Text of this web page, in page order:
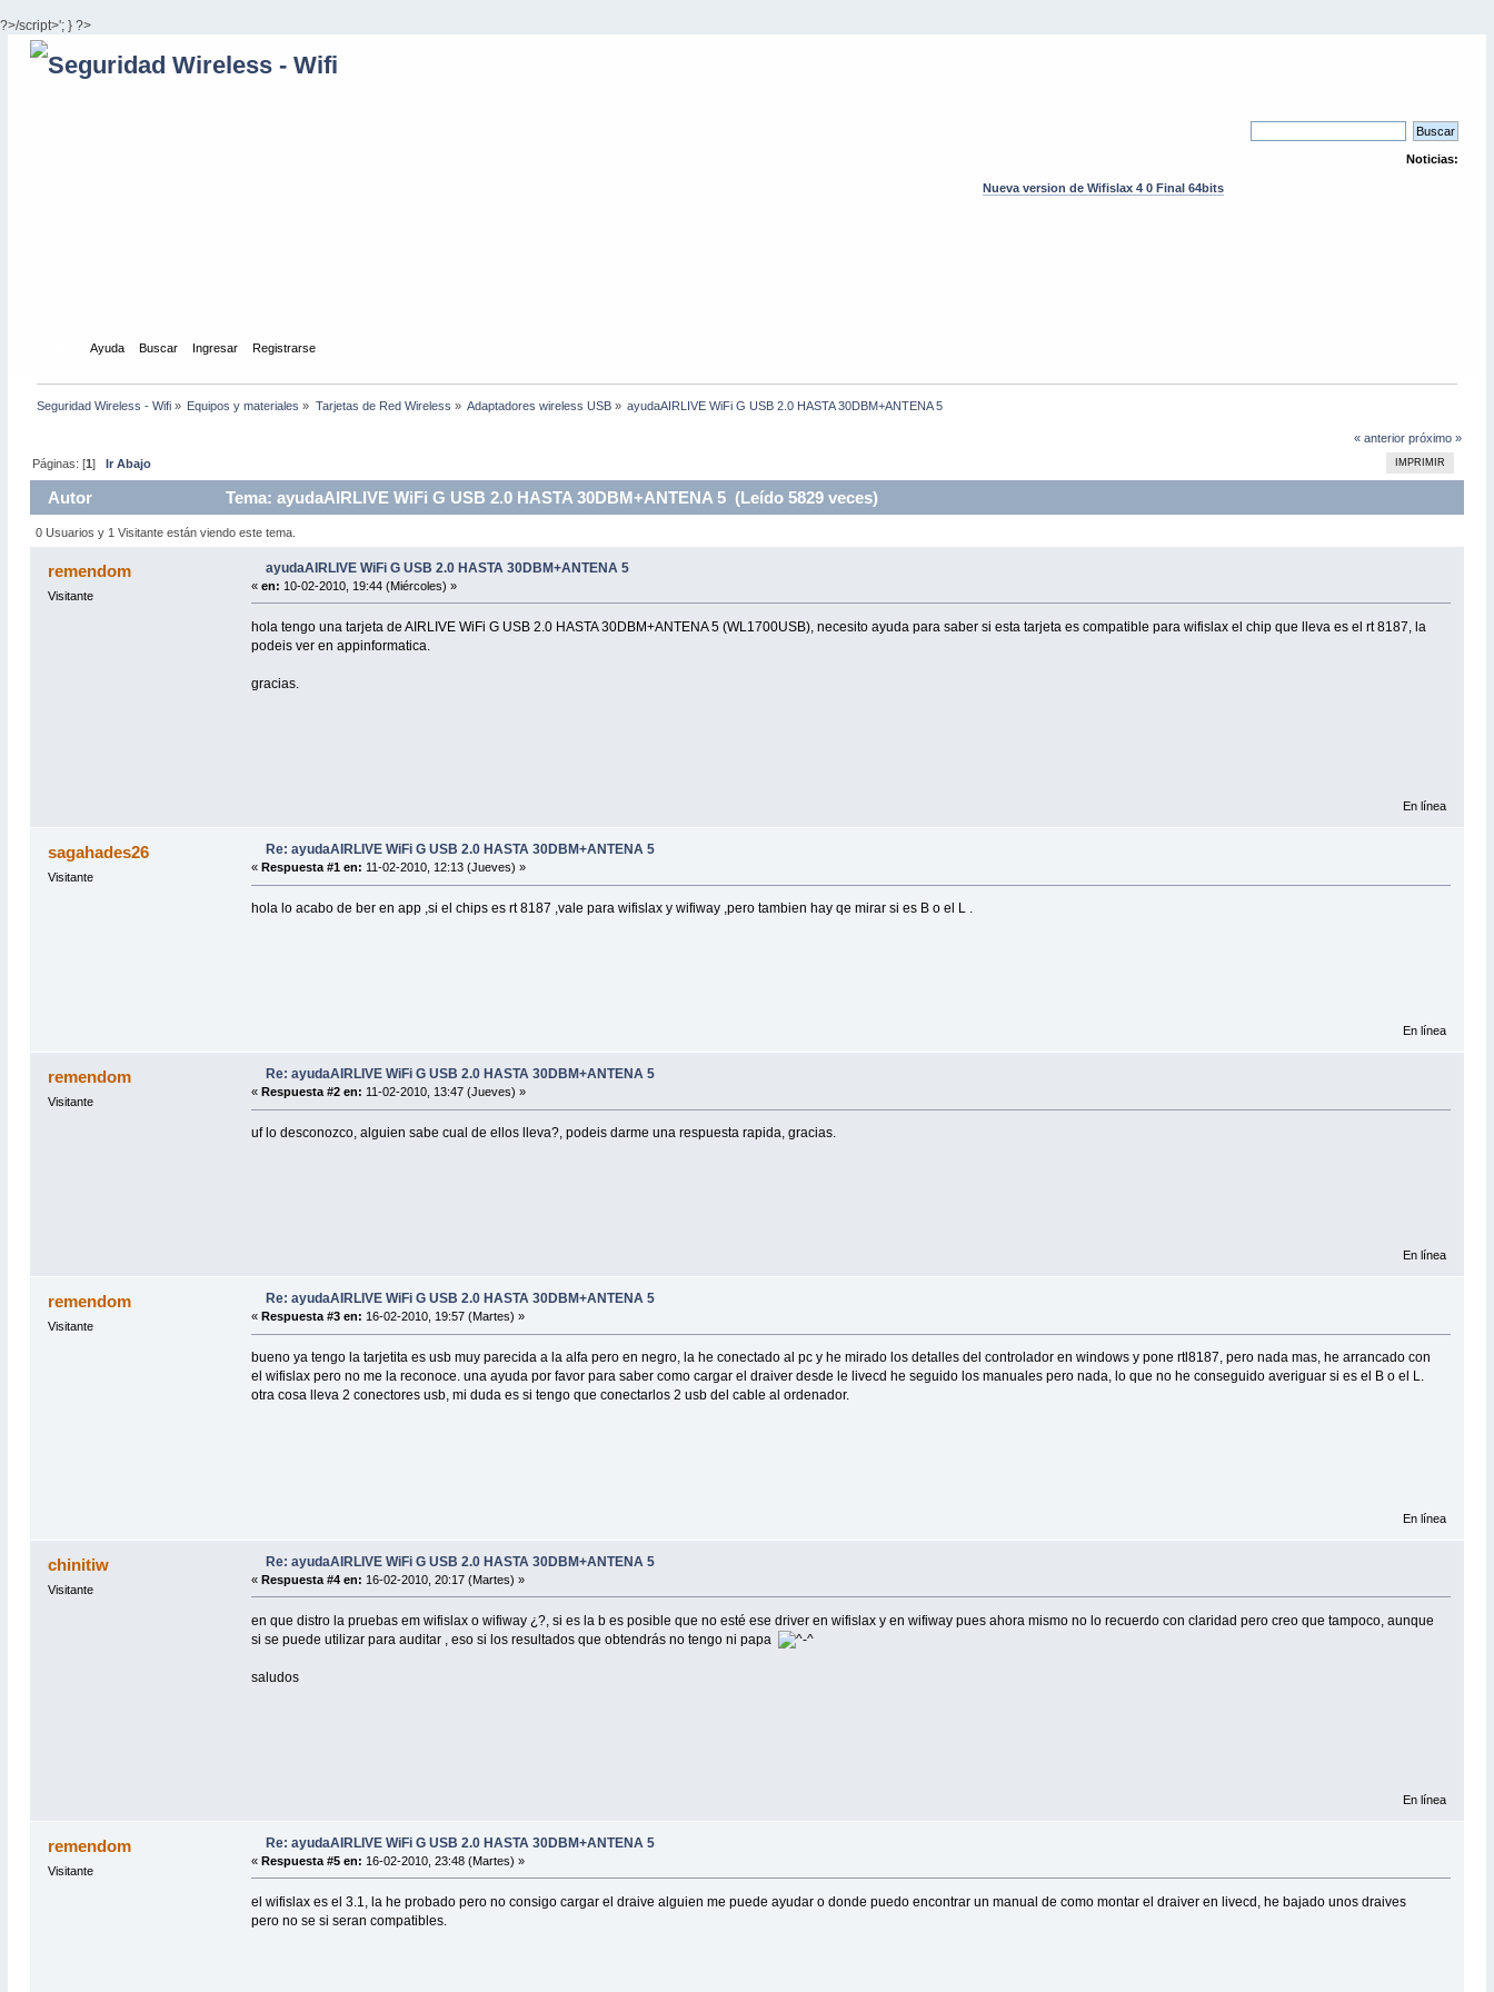
?>/script>'; } ?>
Noticias:
Nueva version de Wifislax 4 0 Final 64bits
Ayuda Buscar Ingresar Registrarse
Seguridad Wireless - Wifi» Equipos y materiales » Tarjetas de Red Wireless » Adaptadores wireless USB» ayudaAIRLIVE WiFi G USB 2.0 HASTA 30DBM+ANTENA 5
« anterior próximo »
IMPRIMIR
Páginas: [1] Ir Abajo
Autor Tema: ayudaAIRLIVE WiFi G USB 2.0 HASTA 30DBM+ANTENA 5 (Leído 5829 veces)
0 Usuarios y 1 Visitante están viendo este tema.
remendom
Visitante
ayudaAIRLIVE WiFi G USB 2.0 HASTA 30DBM+ANTENA 5
«en: 10-02-2010, 19:44 (Miércoles) »
hola tengo una tarjeta de AIRLIVE WiFi G USB 2.0 HASTA 30DBM+ANTENA 5 (WL1700USB), necesito ayuda para saber si esta tarjeta es compatible para wifislax el chip que lleva es el rt 8187, la
podeis ver en appinformatica.
gracias.
En línea
sagahades26
Visitante
Re: ayudaAIRLIVE WiFi G USB 2.0 HASTA 30DBM+ANTENA 5
«Respuesta #1 en: 11-02-2010, 12:13 (Jueves) »
hola lo acabo de ber en app ,si el chips es rt 8187 ,vale para wifislax y wifiway ,pero tambien hay qe mirar si es B o el L .
En línea
remendom
Visitante
Re: ayudaAIRLIVE WiFi G USB 2.0 HASTA 30DBM+ANTENA 5
« Respuesta #2 en: 11-02-2010, 13:47 (Jueves) »
uf lo desconozco, alguien sabe cual de ellos lleva?, podeis darme una respuesta rapida, gracias.
En línea
remendom
Visitante
Re: ayudaAIRLIVE WiFi G USB 2.0 HASTA 30DBM+ANTENA 5
« Respuesta #3 en: 16-02-2010, 19:57 (Martes) »
bueno ya tengo la tarjetita es usb muy parecida a la alfa pero en negro, la he conectado al pc y he mirado los detalles del controlador en windows y pone rtl8187, pero nada mas, he arrancado con
el wifislax pero no me la reconoce. una ayuda por favor para saber como cargar el draiver desde le livecd he seguido los manuales pero nada, lo que no he conseguido averiguar si es el B o el L.
otra cosa lleva 2 conectores usb, mi duda es si tengo que conectarlos 2 usb del cable al ordenador.
En línea
chinitiw
Visitante
Re: ayudaAIRLIVE WiFi G USB 2.0 HASTA 30DBM+ANTENA 5
«Respuesta #4 en: 16-02-2010, 20:17 (Martes) »
en que distro la pruebas em wifislax o wifiway ¿?, si es la b es posible que no esté ese driver en wifislax y en wifiway pues ahora mismo no lo recuerdo con claridad pero creo que tampoco, aunque
si se puede utilizar para auditar , eso si los resultados que obtendrás no tengo ni papa
saludos
En línea
remendom
Visitante
Re: ayudaAIRLIVE WiFi G USB 2.0 HASTA 30DBM+ANTENA 5
«Respuesta #5 en: 16-02-2010, 23:48 (Martes) »
el wifislax es el 3.1, la he probado pero no consigo cargar el draive alguien me puede ayudar o donde puedo encontrar un manual de como montar el draiver en livecd, he bajado unos draives
pero no se si seran compatibles.